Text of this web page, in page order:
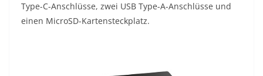
Type-C-Anschlüsse, zwei USB Type-A-Anschlüsse und
einen MicroSD-Kartensteckplatz.